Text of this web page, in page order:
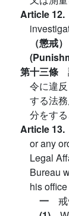
Article 12.
（懲戒）
第十三條
令に違
する法
分をする
Article 13.
or any
Legal
Bureau
his
一